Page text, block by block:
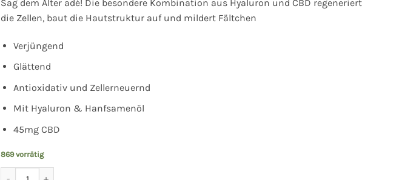
war:
39,90 €
ist:
19,95 €.
Sag dem Alter adé! Die besondere Kombination aus Hyaluron und CBD regeneriert
die Zellen, baut die Hautstruktur auf und mildert Fältchen
Verjüngend
Glättend
Antioxidativ und Zellerneuernd
Mit Hyaluron & Hanfsamenöl
45mg CBD
869 vorrätig
Alternative: